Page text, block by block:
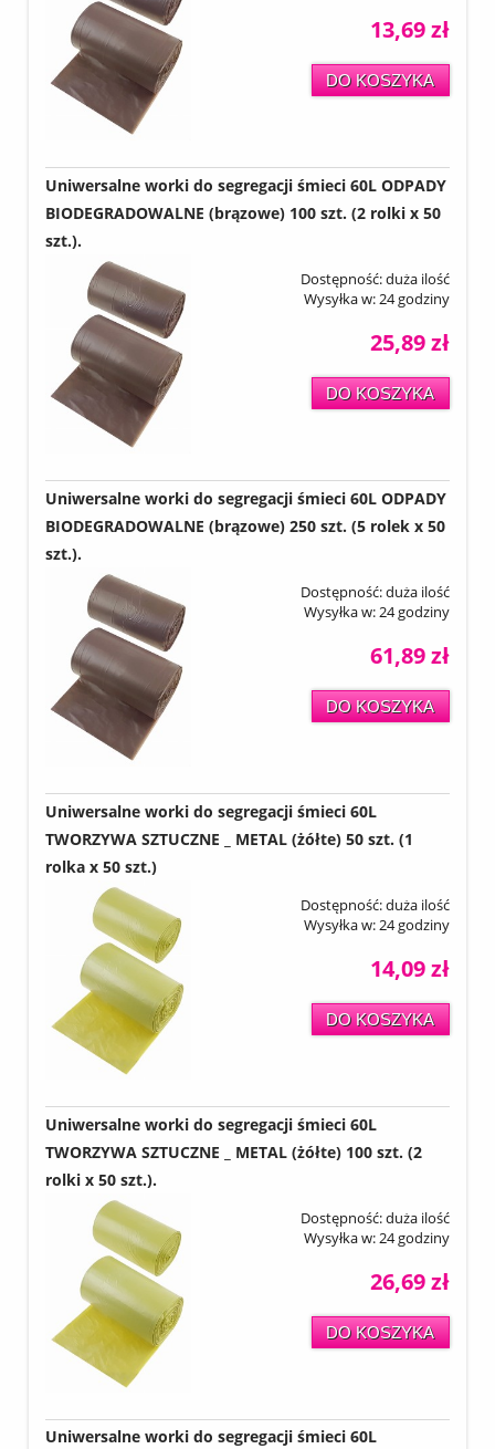
13,69 zł
DO KOSZYKA
Uniwersalne worki do segregacji śmieci 60L ODPADY
BIODEGRADOWALNE (brązowe) 100 szt. (2 rolki x 50
szt.).
Dostępność:duża ilość
Wysyłka w:24 godziny
25,89 zł
DO KOSZYKA
Uniwersalne worki do segregacji śmieci 60L ODPADY
BIODEGRADOWALNE (brązowe) 250 szt. (5 rolek x 50
szt.).
Dostępność:duża ilość
Wysyłka w:24 godziny
61,89 zł
DO KOSZYKA
Uniwersalne worki do segregacji śmieci 60L
TWORZYWA SZTUCZNE _ METAL (żółte) 50 szt. (1
rolka x 50 szt.)
Dostępność:duża ilość
Wysyłka w:24 godziny
14,09 zł
DO KOSZYKA
Uniwersalne worki do segregacji śmieci 60L
TWORZYWA SZTUCZNE _ METAL (żółte) 100 szt. (2
rolki x 50 szt.).
Dostępność:duża ilość
Wysyłka w: 24 godziny
26,69 zł
DO KOSZYKA
Uniwersalne worki do segregacji śmieci 60L